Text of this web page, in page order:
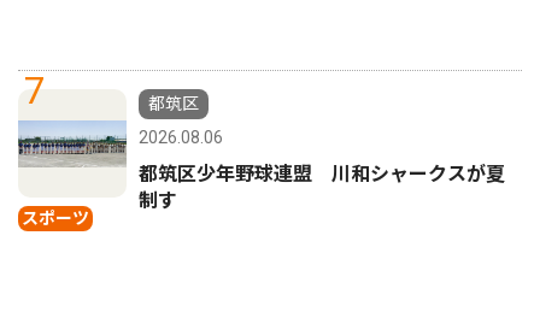
7
スポーツ
都筑区
2026.08.06
都筑区少年野球連盟 川和シャークスが夏
制す